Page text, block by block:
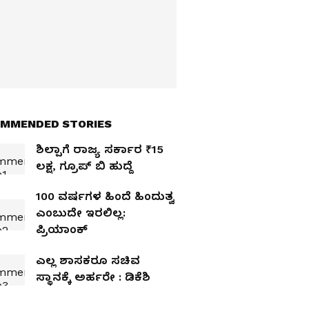
STORIES
ಶಿಲ್ಪಾಗೆ ರಾಜ್ಯ ಸರ್ಕಾರ ₹15
ಲಕ್ಷ, ಗ್ರೂಪ್‌ ಬಿ ಹುದ್ದೆ
100 ವರ್ಷಗಳ ಹಿಂದೆ ಹಿಂದುತ್ವ
ಎಂಬುದೇ ಇರಲಿಲ್ಲ:
ಪ್ರಿಯಾಂಕ್‌
ಎಲ್ಲ ಶಾಸಕರೂ ಸಚಿವ
ಸ್ಥಾನಕ್ಕೆ ಅರ್ಹರೇ : ಡಿಕೆಶಿ